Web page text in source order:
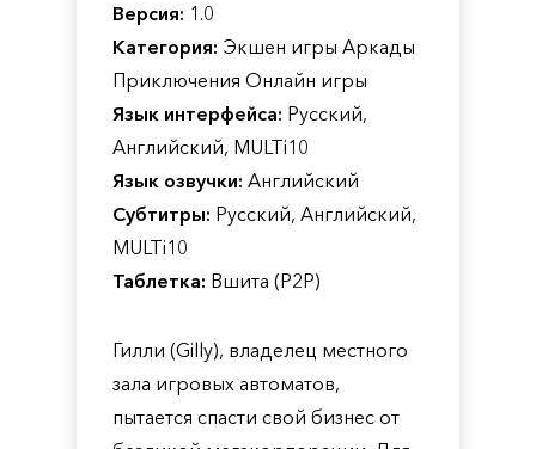
Версия: 1.0
Категория: Экшен игры Аркады
Приключения Онлайн игры
Язык интерфейса: Русский,
Английский, MULTi10
Язык озвучки: Английский
Субтитры: Русский, Английский,
MULTi10
Таблетка: Вшита (P2P)
Гилли (Gilly), владелец местного
зала игровых автоматов,
пытается спасти свой бизнес от